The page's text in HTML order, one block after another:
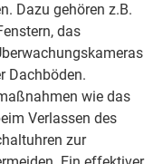
Dazu gehören z.B.
das
Dachböden.
wie das
Verlassen des
zur